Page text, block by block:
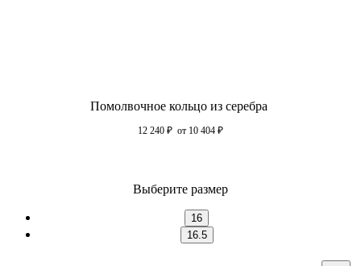
Помолвочное кольцо из серебра
12 240 ₽ от 10 404 ₽
Выберите размер
16
16.5